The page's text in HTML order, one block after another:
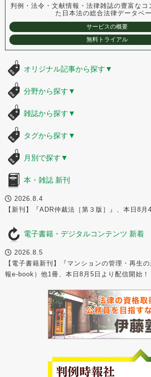
判例・法令・文献情報・法律雑誌の豊富なコ
た 日本法の総合法律データベ
サービスの概要
無料トライアル
オリジナル記事から探す ▼
分野から探す ▼
雑誌から探す ▼
タグから探す ▼
月別で探す ▼
本・雑誌 新刊
2026.8.4
【新刊】『ADR仲裁法［第３版］』、本日8月
電子書籍・デジタルコンテンツ 新着
2026.8.5
【電子書籍新刊】『マンションの管理・再生
報e-book）他1冊、本日8月5日より配信開始！